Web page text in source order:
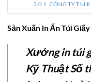
CÔNG TY
Sản Xuấn In Ấn Túi
Xưởng in túi
Kỹ Thuật Số